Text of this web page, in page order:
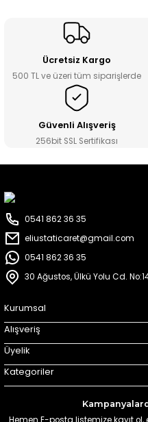
Ücretsiz Kargo
500 TL ve üzeri tüm siparişlerde
Güvenli Alışveriş
256bit SSL Sertifikası
0541 862 36 35
eliustaticaret@gmail.com
0541 862 36 35
30 Ağustos, Ülkü Yolu Cd.
Kurumsal
Alışveriş
Üyelik
Kategoriler